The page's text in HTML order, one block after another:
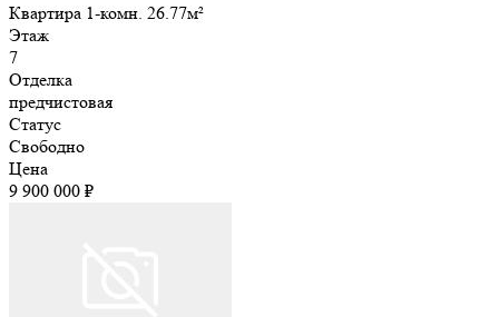
Квартира 1-комн. 26.77м²
Этаж
7
Отделка
предчистовая
Статус
Свободно
Цена
9 900 000 ₽